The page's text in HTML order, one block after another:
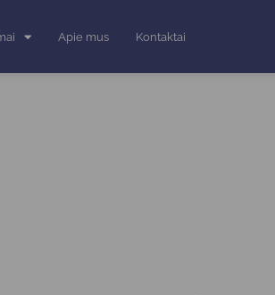
Apie mus Kontaktai